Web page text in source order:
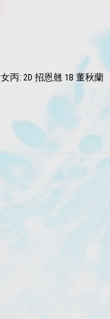
女丙: 2D 招恩翹 1B 董秋蘭